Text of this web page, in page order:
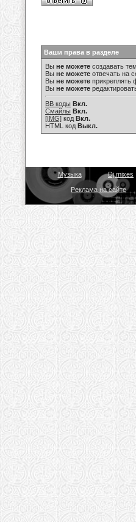
Ваши права в разделе
Вы не можете создавать
Вы не можете отвечать на
Вы не можете прикреплять
Вы не можете
BB коды Вкл.
Смайлы Вкл.
[IMG] код Вкл.
HTML код Выкл.
Музыка Dj mixes
Реклама на сайте